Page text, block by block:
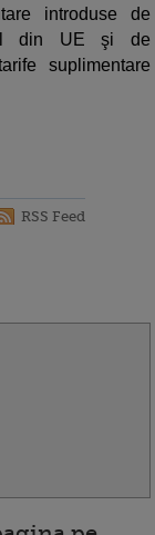
introduse de
din UE şi de
suplimentare
RSS Feed